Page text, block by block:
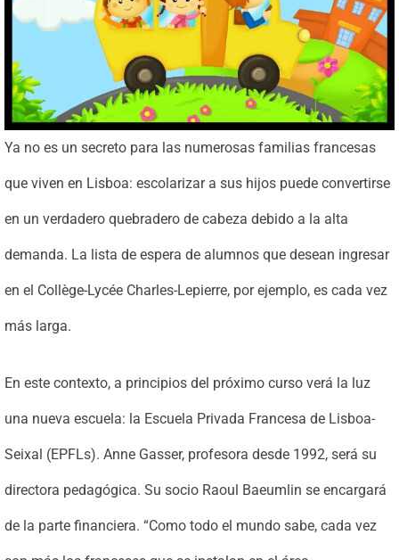
Ya no es un secreto para las numerosas familias francesas
que viven en Lisboa: escolarizar a sus hijos puede convertirse
en un verdadero quebradero de cabeza debido a la alta
demanda. La lista de espera de alumnos que desean ingresar
en el Collège-Lycée Charles-Lepierre, por ejemplo, es cada vez
más larga.
En este contexto, a principios del próximo curso verá la luz
una nueva escuela: la Escuela Privada Francesa de Lisboa-
Seixal (EPFLs). Anne Gasser, profesora desde 1992, será su
directora pedagógica. Su socio Raoul Baeumlin se encargará
de la parte financiera. “Como todo el mundo sabe, cada vez